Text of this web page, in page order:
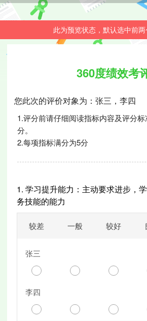
此为预览状态，默认选中前
360度绩效考
您此次的评价对象为：张三，李四
1.评分前请仔细阅读指标内容及评分
分。
2.每项指标满分为5分
1. 学习提升能力：主动要求进步，
务技能的能力
较差 一般 较好
张三
李四